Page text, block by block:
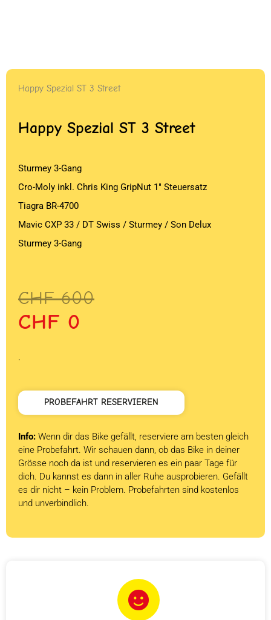
Happy Spezial ST 3 Street
Happy Spezial ST 3 Street
Sturmey 3-Gang
Cro-Moly inkl. Chris King GripNut 1″ Steuersatz
Tiagra BR-4700
Mavic CXP 33 / DT Swiss / Sturmey / Son Delux
Sturmey 3-Gang
CHF600
Ursprünglicher
Preis
war:
CHF 600
CHF 0
Aktueller
Preis
ist:
CHF 0.
.
PROBEFAHRT RESERVIEREN
Info: Wenn dir das Bike gefällt, reserviere am besten gleich
eine Probefahrt. Wir schauen dann, ob das Bike in deiner
Grösse noch da ist und reservieren es ein paar Tage für
dich. Du kannst es dann in aller Ruhe ausprobieren. Gefällt
es dir nicht – kein Problem. Probefahrten sind kostenlos
und unverbindlich.